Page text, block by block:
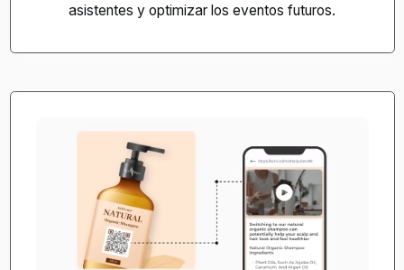
asistentes y optimizar los eventos futuros.